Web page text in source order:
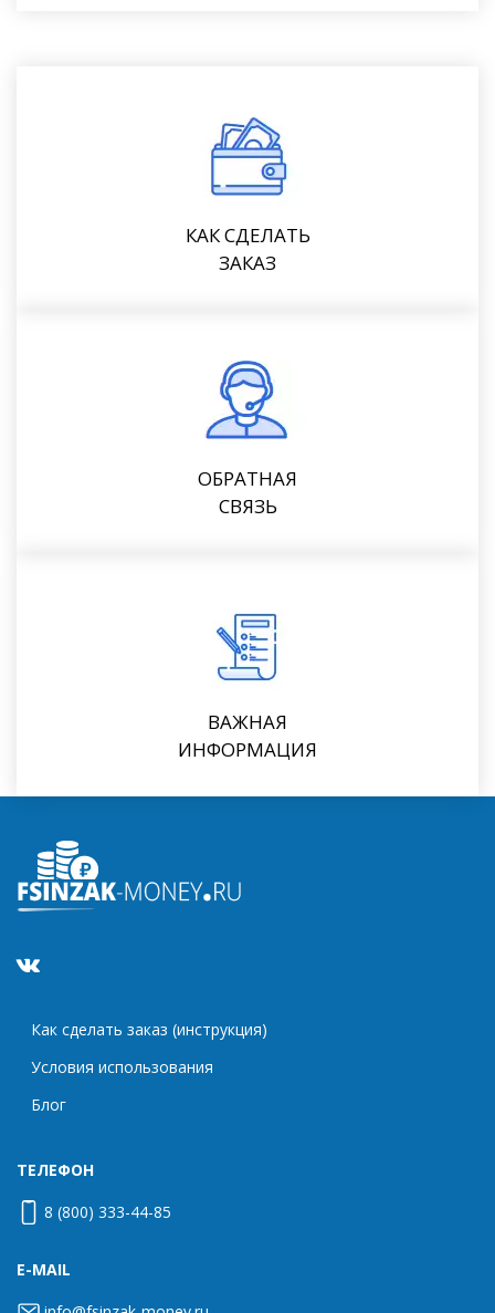
КАК СДЕЛАТЬ
ЗАКАЗ
ОБРАТНАЯ
СВЯЗЬ
ВАЖНАЯ
ИНФОРМАЦИЯ
Как сделать заказ (инструкция)
Условия использования
Блог
ТЕЛЕФОН
8 (800) 333-44-85
E-MAIL